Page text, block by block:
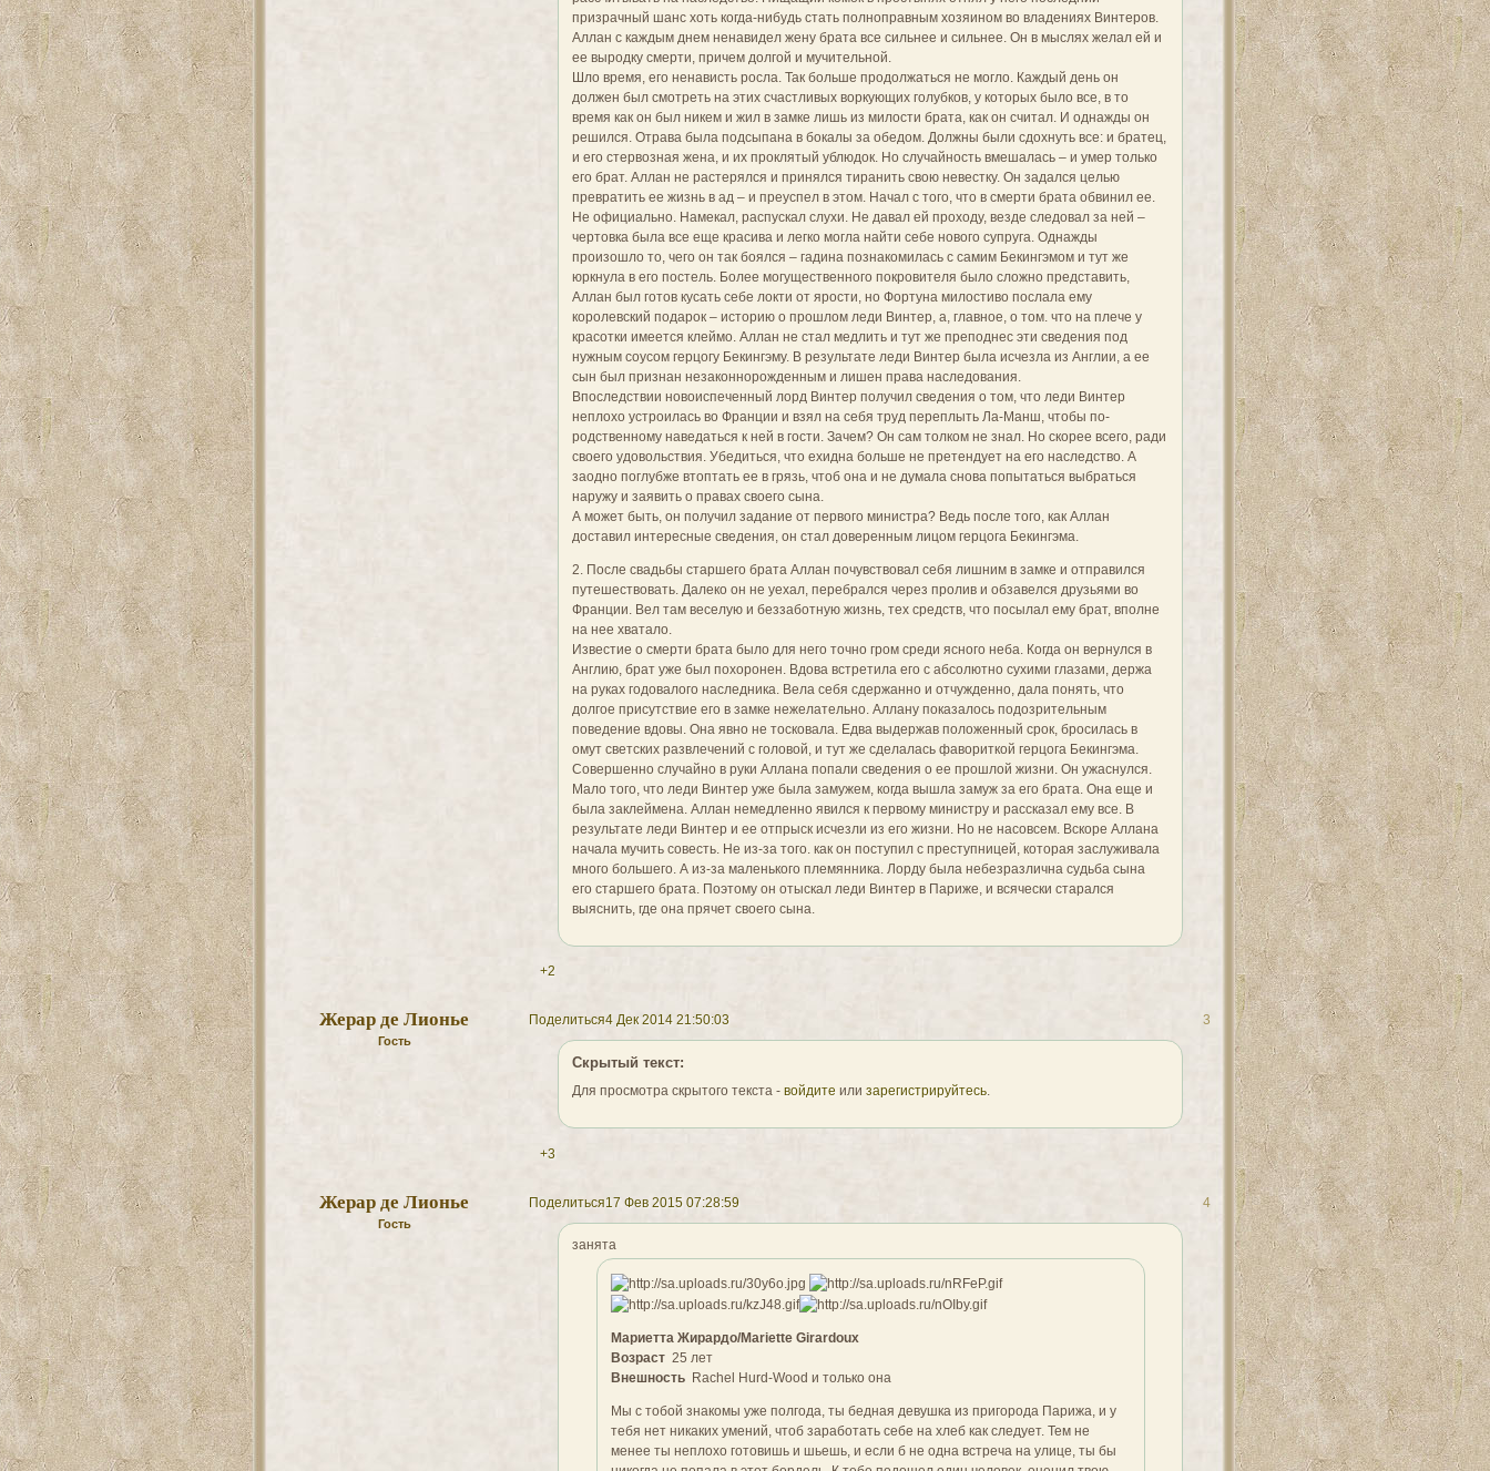
призрачный шанс хоть когда-нибудь стать полноправным хозяином во владениях Винтеров.
Аллан с каждым днем ненавидел жену брата все сильнее и сильнее. Он в мыслях желал ей и
ее выродку смерти, причем долгой и мучительной.
Шло время, его ненависть росла. Так больше продолжаться не могло. Каждый день он
должен был смотреть на этих счастливых воркующих голубков, у которых было все, в то
время как он был никем и жил в замке лишь из милости брата, как он считал. И однажды он
решился. Отрава была подсыпана в бокалы за обедом. Должны были сдохнуть все: и братец,
и его стервозная жена, и их проклятый ублюдок. Но случайность вмешалась – и умер только
его брат. Аллан не растерялся и принялся тиранить свою невестку. Он задался целью
превратить ее жизнь в ад – и преуспел в этом. Начал с того, что в смерти брата обвинил ее.
Не официально. Намекал, распускал слухи. Не давал ей проходу, везде следовал за ней –
чертовка была все еще красива и легко могла найти себе нового супруга. Однажды
произошло то, чего он так боялся – гадина познакомилась с самим Бекингэмом и тут же
юркнула в его постель. Более могущественного покровителя было сложно представить,
Аллан был готов кусать себе локти от ярости, но Фортуна милостиво послала ему
королевский подарок – историю о прошлом леди Винтер, а, главное, о том. что на плече у
красотки имеется клеймо. Аллан не стал медлить и тут же преподнес эти сведения под
нужным соусом герцогу Бекингэму. В результате леди Винтер была исчезла из Англии, а ее
сын был признан незаконнорожденным и лишен права наследования.
Впоследствии новоиспеченный лорд Винтер получил сведения о том, что леди Винтер
неплохо устроилась во Франции и взял на себя труд переплыть Ла-Манш, чтобы по-
родственному наведаться к ней в гости. Зачем? Он сам толком не знал. Но скорее всего, ради
своего удовольствия. Убедиться, что ехидна больше не претендует на его наследство. А
заодно поглубже втоптать ее в грязь, чтоб она и не думала снова попытаться выбраться
наружу и заявить о правах своего сына.
А может быть, он получил задание от первого министра? Ведь после того, как Аллан
доставил интересные сведения, он стал доверенным лицом герцога Бекингэма.
2. После свадьбы старшего брата Аллан почувствовал себя лишним в замке и отправился
путешествовать. Далеко он не уехал, перебрался через пролив и обзавелся друзьями во
Франции. Вел там веселую и беззаботную жизнь, тех средств, что посылал ему брат, вполне
на нее хватало.
Известие о смерти брата было для него точно гром среди ясного неба. Когда он вернулся в
Англию, брат уже был похоронен. Вдова встретила его с абсолютно сухими глазами, держа
на руках годовалого наследника. Вела себя сдержанно и отчужденно, дала понять, что
долгое присутствие его в замке нежелательно. Аллану показалось подозрительным
поведение вдовы. Она явно не тосковала. Едва выдержав положенный срок, бросилась в
омут светских развлечений с головой, и тут же сделалась фавориткой герцога Бекингэма.
Совершенно случайно в руки Аллана попали сведения о ее прошлой жизни. Он ужаснулся.
Мало того, что леди Винтер уже была замужем, когда вышла замуж за его брата. Она еще и
была заклеймена. Аллан немедленно явился к первому министру и рассказал ему все. В
результате леди Винтер и ее отпрыск исчезли из его жизни. Но не насовсем. Вскоре Аллана
начала мучить совесть. Не из-за того. как он поступил с преступницей, которая заслуживала
много большего. А из-за маленького племянника. Лорду была небезразлична судьба сына
его старшего брата. Поэтому он отыскал леди Винтер в Париже, и всячески старался
выяснить, где она прячет своего сына.
+2
Поделиться 3
4 Дек 2014 21:50:03
Жерар де Лионье
Гость
Скрытый текст:
Для просмотра скрытого текста -войдите илизарегистрируйтесь.
+3
Поделиться 4
17 Фев 2015 07:28:59
Жерар де Лионье
Гость
занята
Мариетта Жирардо/Mariette Girardoux
Возраст25 лет
ВнешностьRachel Hurd-Wood и только она
Мы с тобой знакомы уже полгода, ты бедная девушка из пригорода Парижа, и у
тебя нет никаких умений, чтоб заработать себе на хлеб как следует. Тем не
менее ты неплохо готовишь и шьешь, и если б не одна встреча на улице, ты бы